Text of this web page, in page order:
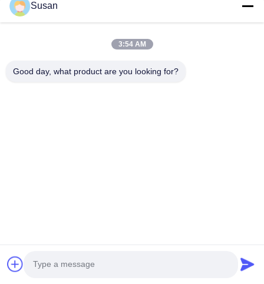
Perfil da empresa
Susan
3:54 AM
Good day, what product are you looking for?